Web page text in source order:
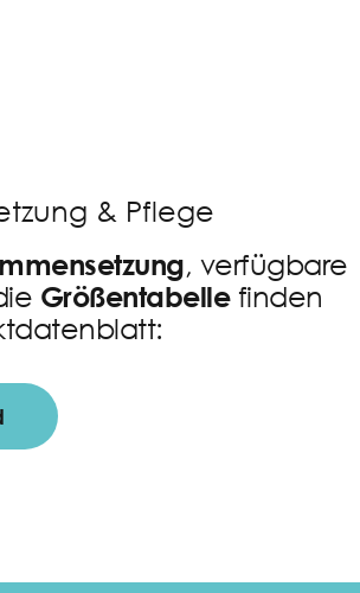
& Pflege
, verfügbare
Größentabellefinden